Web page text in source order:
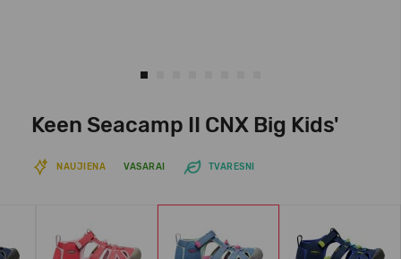
Keen Seacamp II CNX Big Kids'
NAUJIENA VASARAI TVARESNI